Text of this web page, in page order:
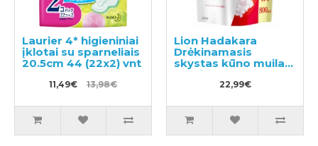
Laurier 4* higieniniai
įklotai su sparneliais
20.5cm 44 (22x2) vnt
11,49€ 13,98€
Lion Hadakara
Drėkinamasis
skystas kūno muilas,
su gėlių aromatu,
užpildas 800ml
22,99€